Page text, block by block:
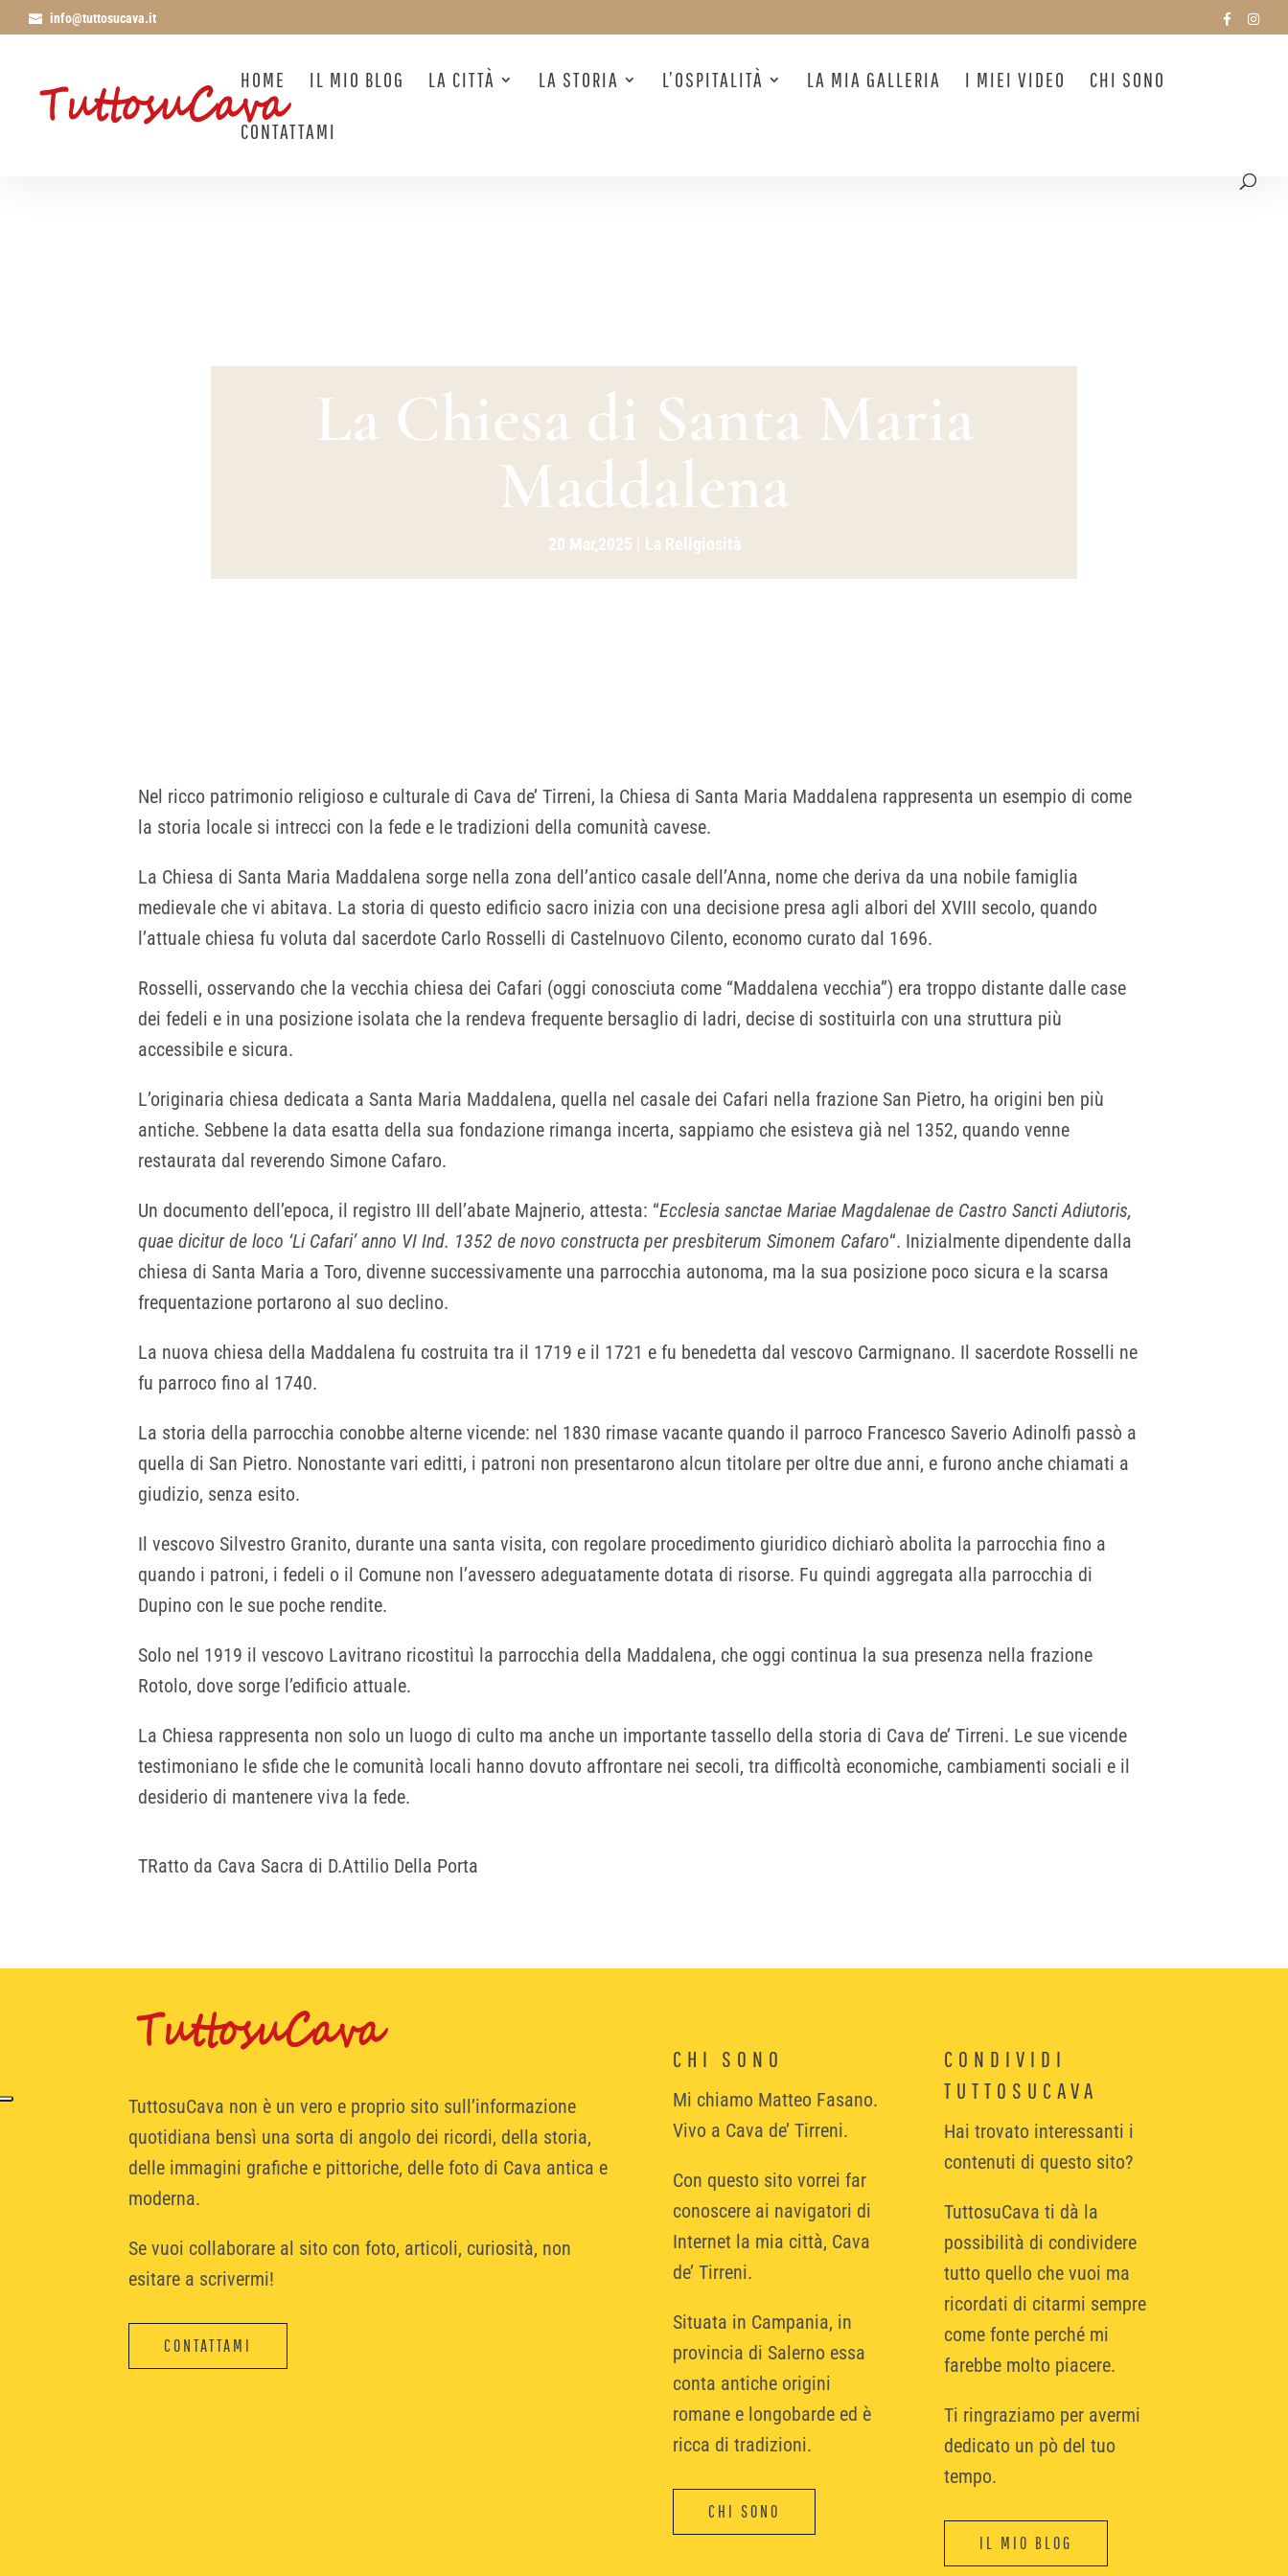
info@tuttosucava.it
HOME IL MIO BLOG LA CITTÀ LA STORIA L’OSPITALITÀ LA MIA GALLERIA I MIEI VIDEO CHI SONO
CONTATTAMI
La Chiesa di Santa Maria
Maddalena
20 Mar,2025 | La Religiosità
Nel ricco patrimonio religioso e culturale di Cava de’ Tirreni, la Chiesa di Santa Maria Maddalena rappresenta un esempio di come
la storia locale si intrecci con la fede e le tradizioni della comunità cavese.
La Chiesa di Santa Maria Maddalena sorge nella zona dell’antico casale dell’Anna, nome che deriva da una nobile famiglia
medievale che vi abitava. La storia di questo edificio sacro inizia con una decisione presa agli albori del XVIII secolo, quando
l’attuale chiesa fu voluta dal sacerdote Carlo Rosselli di Castelnuovo Cilento, economo curato dal 1696.
Rosselli, osservando che la vecchia chiesa dei Cafari (oggi conosciuta come “Maddalena vecchia”) era troppo distante dalle case
dei fedeli e in una posizione isolata che la rendeva frequente bersaglio di ladri, decise di sostituirla con una struttura più
accessibile e sicura.
L’originaria chiesa dedicata a Santa Maria Maddalena, quella nel casale dei Cafari nella frazione San Pietro, ha origini ben più
antiche. Sebbene la data esatta della sua fondazione rimanga incerta, sappiamo che esisteva già nel 1352, quando venne
restaurata dal reverendo Simone Cafaro.
Un documento dell’epoca, il registro III dell’abate Majnerio, attesta: “Ecclesia sanctae Mariae Magdalenae de Castro Sancti Adiutoris,
quae dicitur de loco ‘Li Cafari’ anno VI Ind. 1352 de novo constructa per presbiterum Simonem Cafaro“. Inizialmente dipendente dalla
chiesa di Santa Maria a Toro, divenne successivamente una parrocchia autonoma, ma la sua posizione poco sicura e la scarsa
frequentazione portarono al suo declino.
La nuova chiesa della Maddalena fu costruita tra il 1719 e il 1721 e fu benedetta dal vescovo Carmignano. Il sacerdote Rosselli ne
fu parroco fino al 1740.
La storia della parrocchia conobbe alterne vicende: nel 1830 rimase vacante quando il parroco Francesco Saverio Adinolfi passò a
quella di San Pietro. Nonostante vari editti, i patroni non presentarono alcun titolare per oltre due anni, e furono anche chiamati a
giudizio, senza esito.
Il vescovo Silvestro Granito, durante una santa visita, con regolare procedimento giuridico dichiarò abolita la parrocchia fino a
quando i patroni, i fedeli o il Comune non l’avessero adeguatamente dotata di risorse. Fu quindi aggregata alla parrocchia di
Dupino con le sue poche rendite.
Solo nel 1919 il vescovo Lavitrano ricostituì la parrocchia della Maddalena, che oggi continua la sua presenza nella frazione
Rotolo, dove sorge l’edificio attuale.
La Chiesa rappresenta non solo un luogo di culto ma anche un importante tassello della storia di Cava de’ Tirreni. Le sue vicende
testimoniano le sfide che le comunità locali hanno dovuto affrontare nei secoli, tra difficoltà economiche, cambiamenti sociali e il
desiderio di mantenere viva la fede.
TRatto da Cava Sacra di D.Attilio Della Porta
TuttosuCava non è un vero e proprio sito sull’informazione
quotidiana bensì una sorta di angolo dei ricordi, della storia,
delle immagini grafiche e pittoriche, delle foto di Cava antica e
moderna.
Se vuoi collaborare al sito con foto, articoli, curiosità, non
esitare a scrivermi!
CONTATTAMI
CHI SONO
Mi chiamo Matteo Fasano.
Vivo a Cava de’ Tirreni.
Con questo sito vorrei far
conoscere ai navigatori di
Internet la mia città, Cava
de’ Tirreni.
Situata in Campania, in
provincia di Salerno essa
conta antiche origini
romane e longobarde ed è
ricca di tradizioni.
CHI SONO
CONDIVIDI
TUTTOSUCAVA
Hai trovato interessanti i
contenuti di questo sito?
TuttosuCava ti dà la
possibilità di condividere
tutto quello che vuoi ma
ricordati di citarmi sempre
come fonte perché mi
farebbe molto piacere.
Ti ringraziamo per avermi
dedicato un pò del tuo
tempo.
IL MIO BLOG